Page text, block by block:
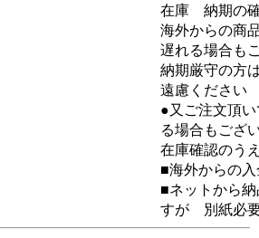
在庫 納期の
海外からの商
遅れる場合も
納期厳守の方
遠慮ください
●又ご注文頂
る場合もござ
在庫確認のう
■海外からの
■ネットから
すが 別紙必